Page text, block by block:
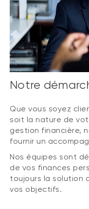
Notre
Que vous soyez
soit la nature de
gestion financière,
fournir un
Nos équipes sont
de vos finances
toujours la solution
vos objectifs.